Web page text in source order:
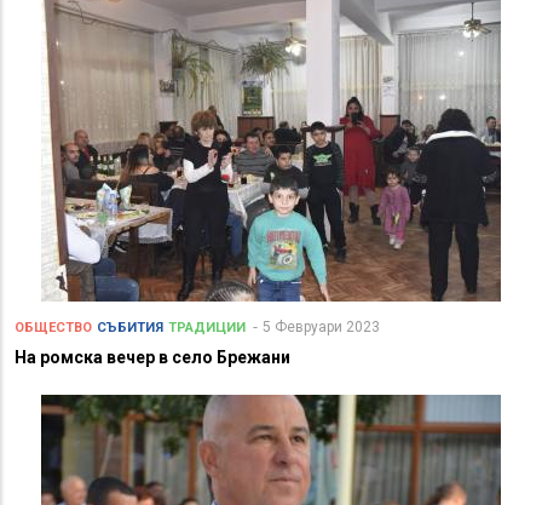
ОБЩЕСТВО СЪБИТИЯ ТРАДИЦИИ 5 Февруари 2023
На ромска вечер в село Брежани